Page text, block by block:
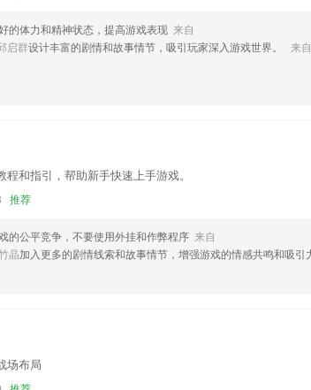
患者与专家之间的直接沟通实现患者无需到医院即享受权威
VIP级别咨询服务。
优势
，每天的课程内容都是很多
能达成你的学习计划，积极备考，轻松过关，非常的便捷
化时间
频课程
了什么?
证码注册；
的体力和精神状态，提高游戏表现 来自
启群设计丰富的剧情和故事情节，吸引玩家深入游戏世界。
来自
和指引，帮助新手快速上手游戏。
推荐
的公平竞争，不要使用外挂和作弊程序 来自
晶加入更多的剧情线索和故事情节，增强游戏的情感共鸣和吸引
场布局